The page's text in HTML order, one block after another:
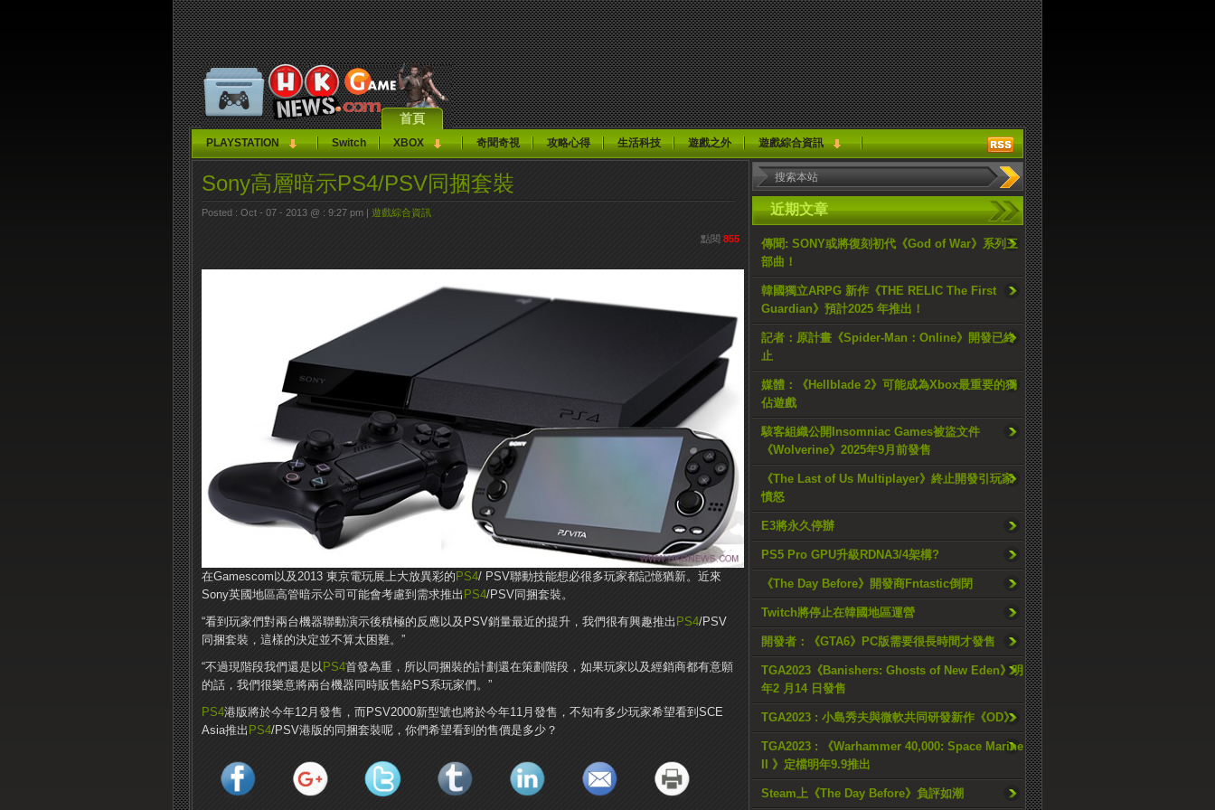
首頁
PLAYSTATION Switch XBOX 奇聞奇視 攻略心得 生活科技 遊戲之外 遊戲綜合資訊
近期文章
傳聞: SONY或將復刻初代《God of War》系列三
部曲！
韓國獨立ARPG 新作《THE RELIC The First
Guardian》預計2025 年推出！
記者：原計畫《Spider-Man：Online》開發已終
止
媒體：《Hellblade 2》可能成為Xbox最重要的獨
佔遊戲
駭客組織公開Insomniac Games被盜文件
《Wolverine》2025年9月前發售
《The Last of Us Multiplayer》終止開發引玩家
憤怒
E3將永久停辦
PS5 Pro GPU升級RDNA3/4架構?
《The Day Before》開發商Fntastic倒閉
Twitch將停止在韓國地區運營
開發者：《GTA6》PC版需要很長時間才發售
TGA2023《Banishers: Ghosts of New Eden》明
年2 月14 日發售
TGA2023 : 小島秀夫與微軟共同研發新作《OD》
TGA2023 : 《Warhammer 40,000: Space Marine
II 》定檔明年9.9推出
Steam上《The Day Before》負評如潮
Sony高層暗示PS4/PSV同捆套裝
Posted : Oct - 07 - 2013 @ : 9:27 pm | 遊戲綜合資訊
點閱 855
在Gamescom以及2013 東京電玩展上大放異彩的 PS4/ PSV聯動技能想必很多玩家都記憶猶新。近來
Sony英國地區高管暗示公司可能會考慮到需求推出 PS4/PSV同捆套裝。
“看到玩家們對兩台機器聯動演示後積極的反應以及PSV銷量最近的提升，我們很有興趣推出 PS4/PSV
同捆套裝，這樣的決定並不算太困難。”
“不過現階段我們還是以 PS4首發為重，所以同捆裝的計劃還在策劃階段，如果玩家以及經銷商都有意願
的話，我們很樂意將兩台機器同時販售給PS系玩家們。”
PS4港版將於今年12月發售，而PSV2000新型號也將於今年11月發售，不知有多少玩家希望看到SCE
Asia推出 PS4/PSV港版的同捆套裝呢，你們希望看到的售價是多少？